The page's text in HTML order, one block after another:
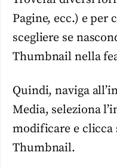
Pagine, ecc.) e per
scegliere se
Thumbnail nella
Quindi, naviga
Media, seleziona
modificare e clicca
Thumbnail.